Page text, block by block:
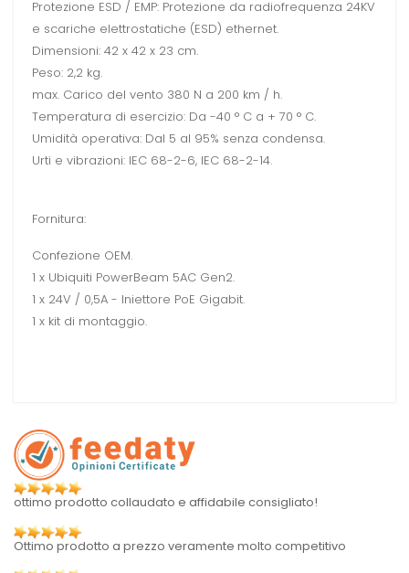
Protezione ESD / EMP: Protezione da radiofrequenza 24KV
e scariche elettrostatiche (ESD) ethernet.
Dimensioni: 42 x 42 x 23 cm.
Peso: 2,2 kg.
max. Carico del vento 380 N a 200 km / h.
Temperatura di esercizio: Da -40 ° C a + 70 ° C.
Umidità operativa: Dal 5 al 95% senza condensa.
Urti e vibrazioni: IEC 68-2-6, IEC 68-2-14.
Fornitura:
Confezione OEM.
1 x Ubiquiti PowerBeam 5AC Gen2.
1 x 24V / 0,5A - Iniettore PoE Gigabit.
1 x kit di montaggio.
ottimo prodotto collaudato e affidabile consigliato!
Ottimo prodotto a prezzo veramente molto competitivo